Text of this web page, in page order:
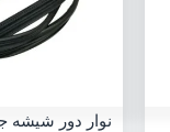
نوار دور شیشه